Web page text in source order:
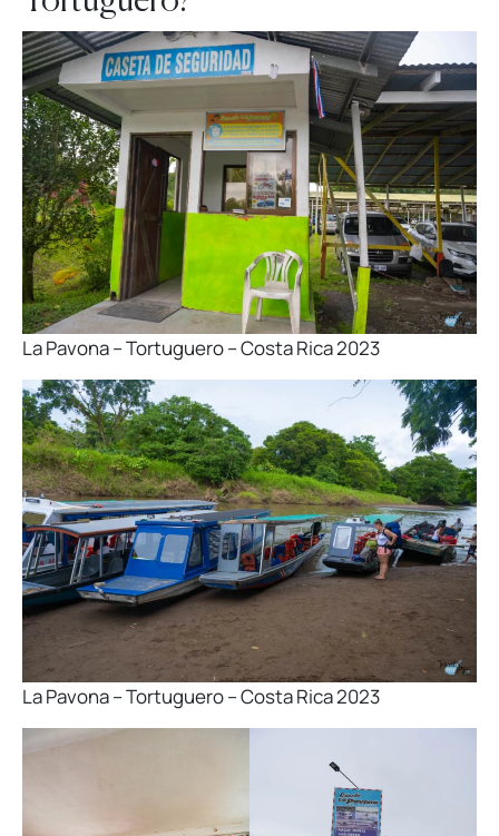
La Pavona – Tortuguero – Costa Rica 2023
La Pavona – Tortuguero – Costa Rica 2023